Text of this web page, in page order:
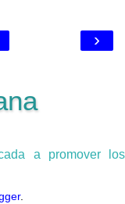
›
a promover los
.